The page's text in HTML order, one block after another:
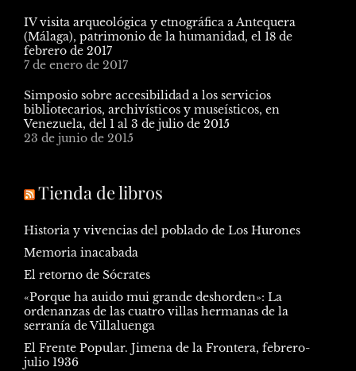
IV visita arqueológica y etnográfica a Antequera
(Málaga), patrimonio de la humanidad, el 18 de
febrero de 2017
7 de enero de 2017
Simposio sobre accesibilidad a los servicios
bibliotecarios, archivísticos y museísticos, en
Venezuela, del 1 al 3 de julio de 2015
23 de junio de 2015
Tienda de libros
Historia y vivencias del poblado de Los Hurones
Memoria inacabada
El retorno de Sócrates
«Porque ha auido mui grande deshorden»: La
ordenanzas de las cuatro villas hermanas de la
serranía de Villaluenga
El Frente Popular. Jimena de la Frontera, febrero-
julio 1936